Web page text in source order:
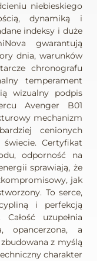
niebieskiego
dynamiką i
indeksy i duże
gwarantują
dnia, warunków
chronografu
temperament
wizualny podpis
Avenger B01
mechanizm
cenionych
Certyfikat
odporność na
sprawiają, że
jak
To serce,
i perfekcją
uzupełnia
opancerzona, a
z myślą
charakter